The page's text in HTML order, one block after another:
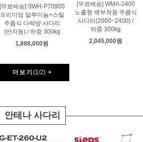
[무료배송] SWH-P70900
프리미엄 알루미늄+스틸
주름식 다락방 사다리
(반자동) / 하중 300kg
1,888,000원
[무료배송] WMA-2400
노출형 벽부착용 주름식
사다리(2000~2400) /
하중 300kg
2,045,000원
더보기 (1/2)+
안테나 사다리